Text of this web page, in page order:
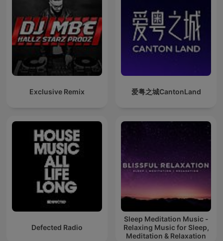
Exclusive Remix 爱粤之城CantonLand
Defected Radio
Sleep Meditation Music -
Relaxing Music for Sleep,
Meditation & Relaxation